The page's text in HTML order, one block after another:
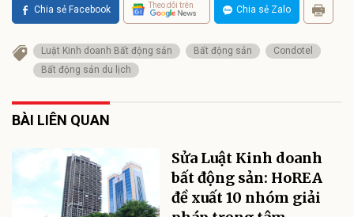
Chia sẻ Facebook Theo dõi trên Chia sẻ Zalo
Luật Kinh doanh Bất động sản Bất động sản
Condotel
Bất động sản du lịch
BÀI LIÊN QUAN
Sửa Luật Kinh doanh
bất động sản: HoREA
đề xuất 10 nhóm giải